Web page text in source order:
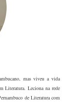
mas viveu a vida
Literatura. Leciona na rede
de Literatura com